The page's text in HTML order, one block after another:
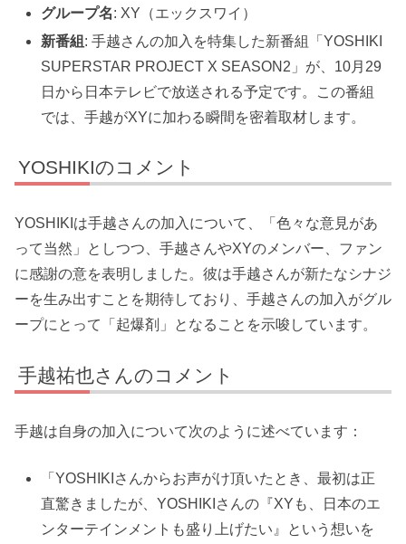
グループ名: XY（エックスワイ）
新番組 : 手越さんの加入を特集した新番組「YOSHIKI
SUPERSTAR PROJECT X SEASON2」が、10月29
日から日本テレビで放送される予定です。この番組
では、手越がXYに加わる瞬間を密着取材します。
YOSHIKIのコメント
YOSHIKIは手越さんの加入について、「色々な意見があ
って当然」としつつ、手越さんやXYのメンバー、ファン
に感謝の意を表明しました。彼は手越さんが新たなシナジ
ーを生み出すことを期待しており、手越さんの加入がグル
ープにとって「起爆剤」となることを示唆しています。
手越祐也さんのコメント
手越は自身の加入について次のように述べています：
「YOSHIKIさんからお声がけ頂いたとき、最初は正
直驚きましたが、YOSHIKIさんの『XYも、日本のエ
ンターテインメントも盛り上げたい』という想いを